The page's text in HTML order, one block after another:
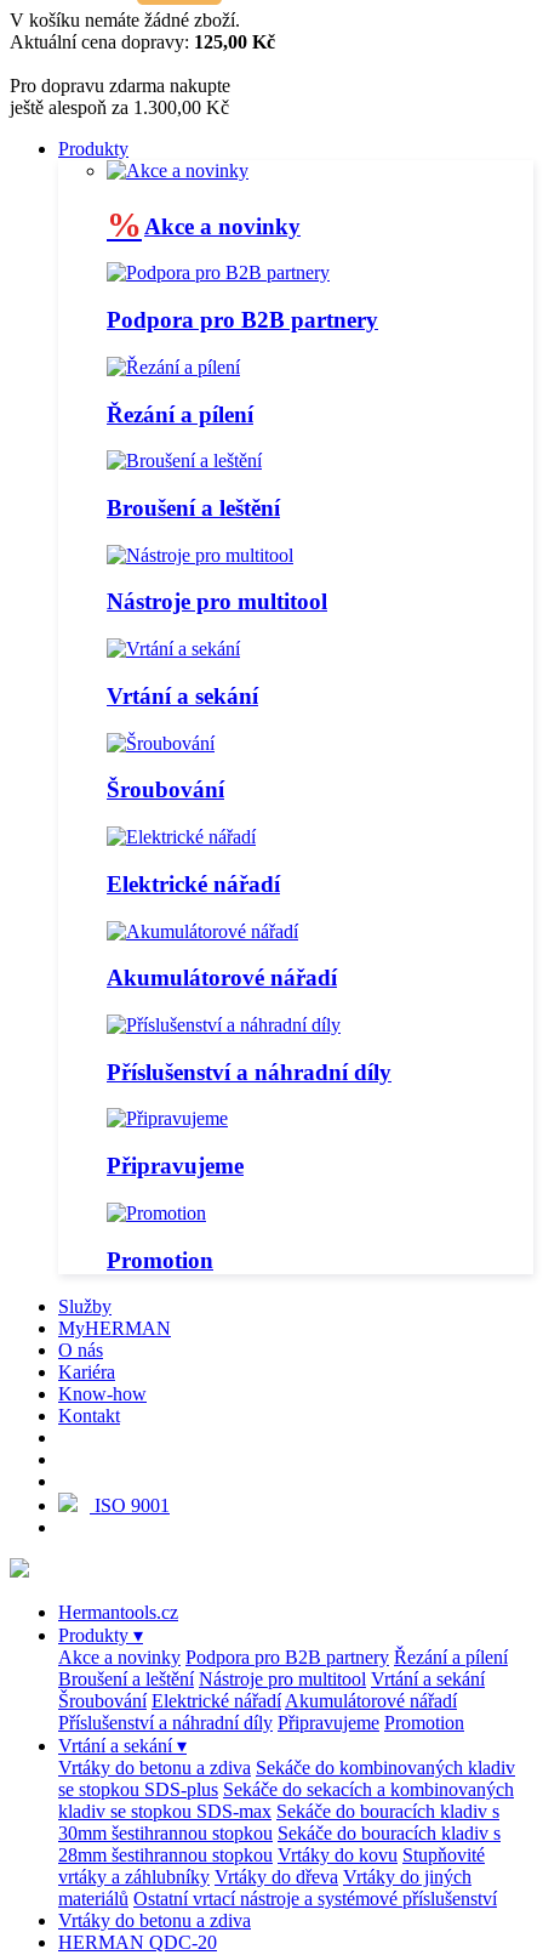
V košíku nemáte žádné zboží.
Aktuální cena dopravy: 125,00 Kč
Pro dopravu zdarma nakupte
ještě alespoň za 1.300,00 Kč
Produkty
% Akce a novinky
Podpora pro B2B partnery
Řezání a pílení
Broušení a leštění
Nástroje pro multitool
Vrtání a sekání
Šroubování
Elektrické nářadí
Akumulátorové nářadí
Příslušenství a náhradní díly
Připravujeme
Promotion
Služby
MyHERMAN
O nás
Kariéra
Know-how
Kontakt
ISO 9001
Hermantools.cz
Produkty ▾
Akce a novinky Podpora pro B2B partnery Řezání a pílení
Broušení a leštění Nástroje pro multitool Vrtání a sekání
Šroubování Elektrické nářadí Akumulátorové nářadí
Příslušenství a náhradní díly Připravujeme Promotion
Vrtání a sekání▾
Vrtáky do betonu a zdiva Sekáče do kombinovaných kladiv
se stopkou SDS-plus Sekáče do sekacích a kombinovaných
kladiv se stopkou SDS-max Sekáče do bouracích kladiv s
30mm šestihrannou stopkou Sekáče do bouracích kladiv s
28mm šestihrannou stopkou Vrtáky do kovu Stupňovité
vrtáky a záhlubníky Vrtáky do dřeva Vrtáky do jiných
materiálů Ostatní vrtací nástroje a systémové příslušenství
Vrtáky do betonu a zdiva
HERMAN QDC-20